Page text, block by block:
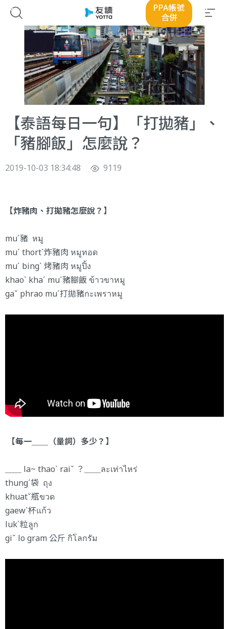
PPA帳號
合併
【泰語每日一句】「打拋豬」、
「豬腳飯」怎麼說？
2019-10-03 18:34:48 9119
【炸豬肉、打拋豬怎麼說？】
muˊ豬 หมู
muˊ thortˋ炸豬肉 หมูทอด
muˊ bingˋ 烤豬肉 หมูปิ้ง
khaoˋ khaˊ muˊ豬腳飯 ข้าวขาหมู
gaˇ phrao muˊ打拋豬กะเพราหมู
【每一＿＿（量詞）多少？】
＿＿ la~ thaoˋ raiˇ ？＿＿ละเท่าไหร่
thungˊ袋 ถุง
khuatˇ瓶ขวด
gaewˋ杯แก้ว
lukˋ粒ลูก
giˇ lo gram 公斤 กิโลกรัม